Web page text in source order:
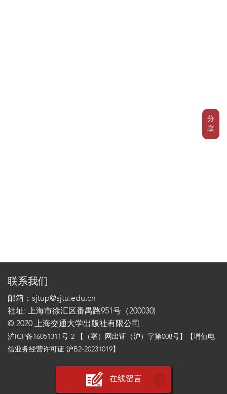
分
享
联系我们
邮箱：sjtup@sjtu.edu.cn
社址: 上海市徐汇区番禺路951号（200030)
© 2020 上海交通大学出版社有限公司
沪ICP备16051311号-2 【（署）网出证（沪）字第008号】【增值电
信业务经营许可证 沪B2-20231019】
在线留言